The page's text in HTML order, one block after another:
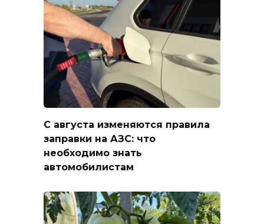
С августа изменяются правила
заправки на АЗС: что
необходимо знать
автомобилистам